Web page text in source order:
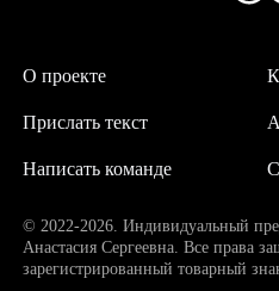
О проекте
Написать команде
Прислать текст
© 2022-2026. Индивидуальный
Анастасия Сергеевна. Все права
зарегистрированный товарный